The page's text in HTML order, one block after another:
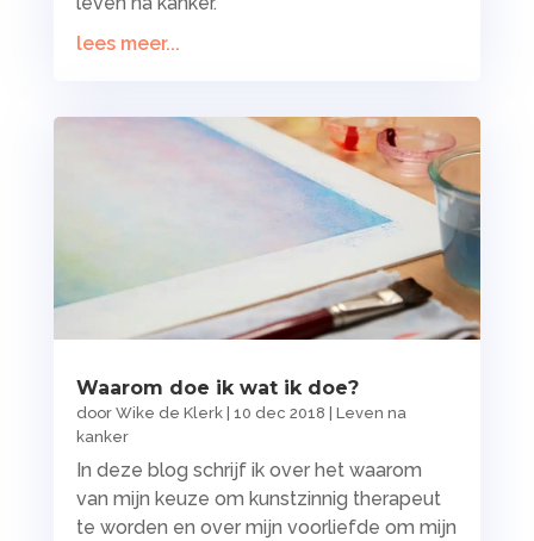
lees meer...
Waarom doe ik wat ik doe?
door Wike de Klerk| 10 dec 2018
Leven na
kanker
In deze blog schrijf ik over het waarom
van mijn keuze om kunstzinnig therapeut
te worden en over mijn voorliefde om mijn